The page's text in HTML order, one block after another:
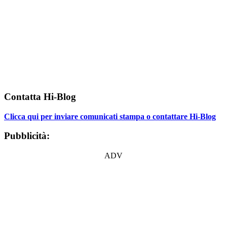
Contatta Hi-Blog
Clicca qui per inviare comunicati stampa o contattare Hi-Blog
Pubblicità:
ADV